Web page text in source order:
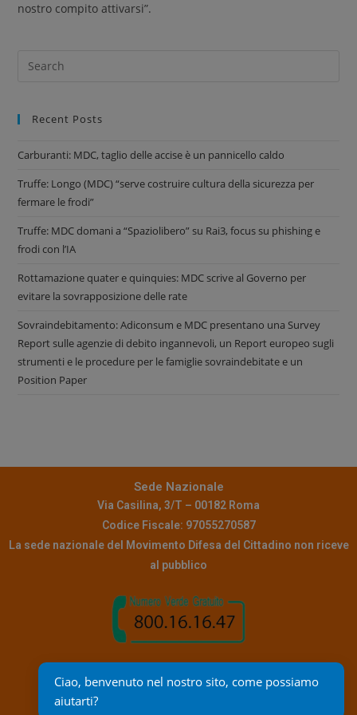
nostro compito attivarsi”.
Recent Posts
Carburanti: MDC, taglio delle accise è un pannicello caldo
Truffe: Longo (MDC) “serve costruire cultura della sicurezza per
fermare le frodi”
Truffe: MDC domani a “Spaziolibero” su Rai3, focus su phishing e
frodi con l’IA
Rottamazione quater e quinquies: MDC scrive al Governo per
evitare la sovrapposizione delle rate
Sovraindebitamento: Adiconsum e MDC presentano una Survey
Report sulle agenzie di debito ingannevoli, un Report europeo sugli
strumenti e le procedure per le famiglie sovraindebitate e un
Position Paper
Sede Nazionale
Via Casilina, 3/T – 00182 Roma
Codice Fiscale: 97055270587
La sede nazionale del Movimento Difesa del Cittadino non riceve
al pubblico
Contatti
Ciao, benvenuto nel nostro sito, come possiamo
aiutarti?